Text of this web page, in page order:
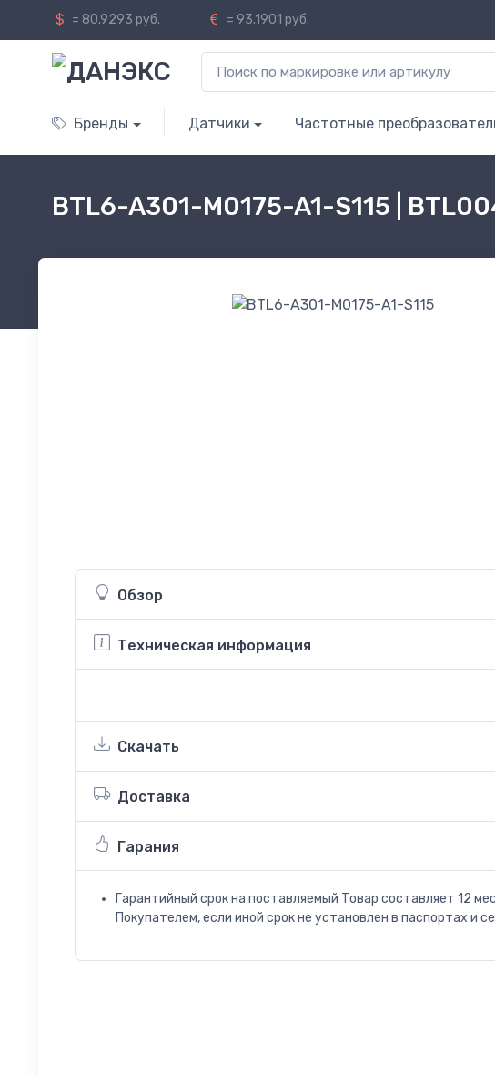
= 80.9293 руб. = 93.1901 руб.
Бренды Датчики Частотные
BTL6-A301-M0175-A1-S115 |
Обзор
Техническая информация
Скачать
Доставка
Гарания
Гарантийный срок на поставляемый Товар составляет 12
Покупателем, если иной срок не установлен в паспортах и